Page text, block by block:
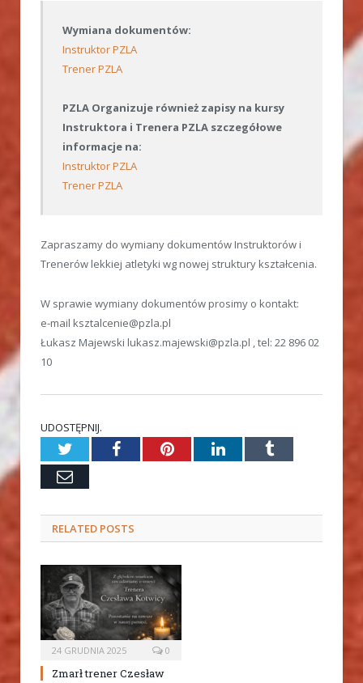
Wymiana dokumentów:
Instruktor PZLA
Trener PZLA
PZLA Organizuje również zapisy na kursy
Instruktora i Trenera PZLA szczegółowe
informacje na:
Instruktor PZLA
Trener PZLA
Zapraszamy do wymiany dokumentów Instruktorów i
Trenerów lekkiej atletyki wg nowej struktury kształcenia.
W sprawie wymiany dokumentów prosimy o kontakt:
e-mail ksztalcenie@pzla.pl
Łukasz Majewski lukasz.majewski@pzla.pl , tel: 22 896 02
10
UDOSTĘPNIJ.
TwitterFacebookPinterestLinkedInTumblr
Email
RELATED POSTS
24 GRUDNIA 2025 0
Zmarł trener Czesław